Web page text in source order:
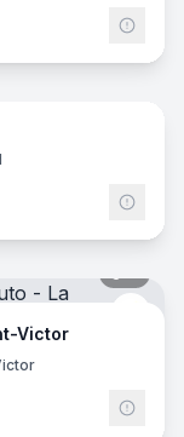
12
Victor